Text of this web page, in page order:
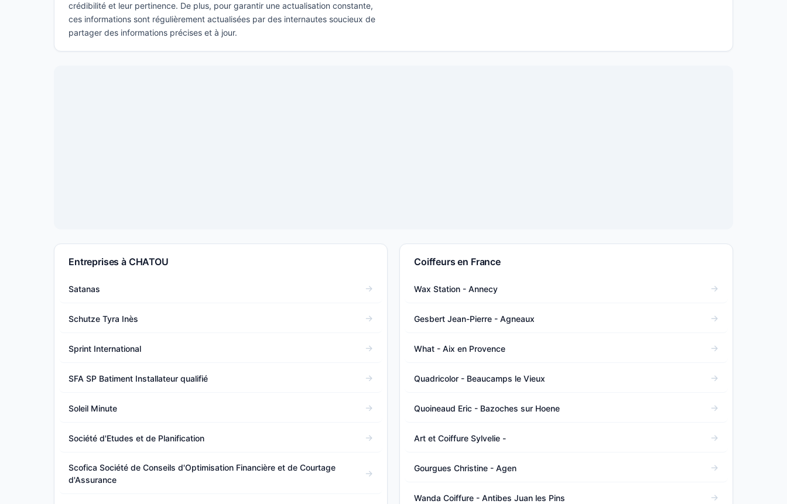
crédibilité et leur pertinence. De plus, pour garantir une actualisation constante,
ces informations sont régulièrement actualisées par des internautes soucieux de
partager des informations précises et à jour.
Entreprises à CHATOU
Satanas
Schutze Tyra Inès
Sprint International
SFA SP Batiment Installateur qualifié
Soleil Minute
Société d'Etudes et de Planification
Scofica Société de Conseils d'Optimisation Financière et de Courtage
d'Assurance
Coiffeurs en France
Wax Station - Annecy
Gesbert Jean-Pierre - Agneaux
What - Aix en Provence
Quadricolor - Beaucamps le Vieux
Quoineaud Eric - Bazoches sur Hoene
Art et Coiffure Sylvelie -
Gourgues Christine - Agen
Wanda Coiffure - Antibes Juan les Pins